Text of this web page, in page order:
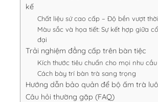
kế
Chất liệu sứ cao cấp – Độ bền vượt
Màu sắc và họa tiết: Sự kết hợp giữa
đại
Trải nghiệm đẳng cấp trên bàn tiệc
Kích thước tiêu chuẩn cho mọi nhu cầu
Cách bày trí bàn trà sang trọng
Hướng dẫn bảo quản để bộ ấm trà
Câu hỏi thường gặp (FAQ)